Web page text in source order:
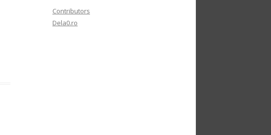
Contributors
Dela0.ro